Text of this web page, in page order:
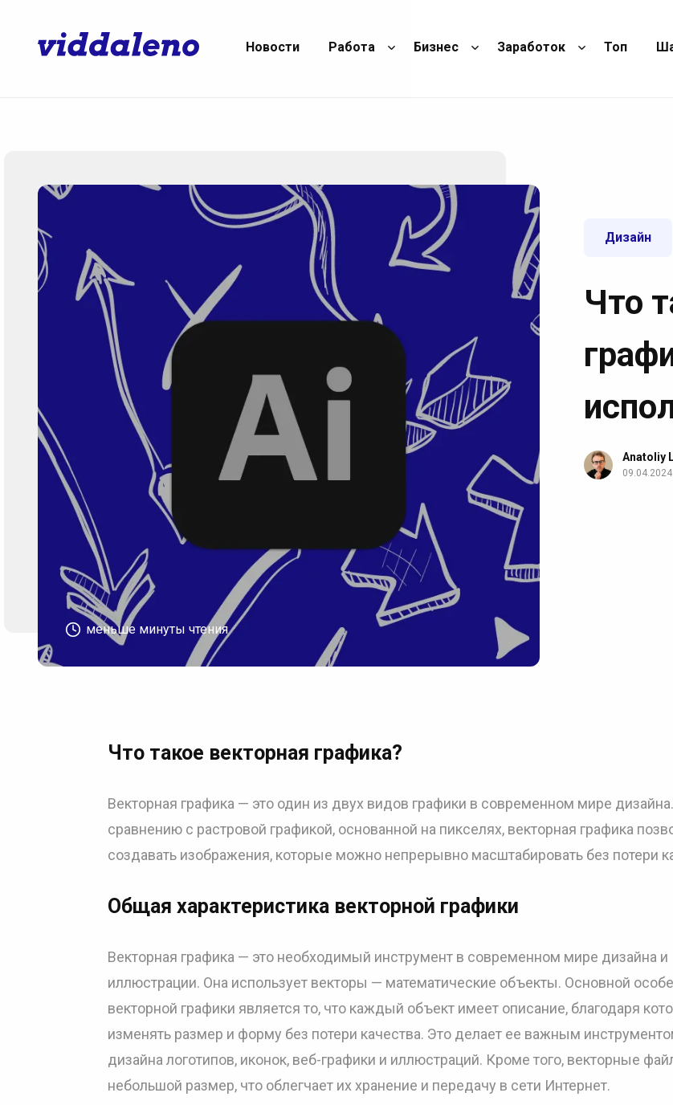
Новости Работа Бизнес Заработок Топ
меньше минуты чтения
Дизайн
Что
Anatoliy
09.04.2024
Что такое векторная графика?
Векторная графика — это один из двух видов графики в современном мире
сравнению с растровой графикой, основанной на пикселях, векторная графика
создавать изображения, которые можно непрерывно масштабировать без потери
Общая характеристика векторной графики
Векторная графика — это необходимый инструмент в современном мире дизайна и
иллюстрации. Она использует векторы — математические объекты. Основной
векторной графики является то, что каждый объект имеет описание, благодаря
изменять размер и форму без потери качества. Это делает ее важным
дизайна логотипов, иконок, веб-графики и иллюстраций. Кроме того, векторные
небольшой размер, что облегчает их хранение и передачу в сети Интернет.